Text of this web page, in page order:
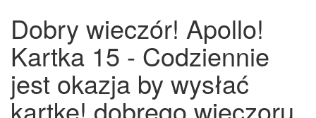
Dobry wieczór! Apollo!
Kartka 15 - Codziennie
jest okazja by wysłać
kartkę! dobrego wieczoru,